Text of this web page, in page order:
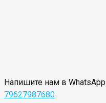
Напишите нам в WhatsApp
79627987680